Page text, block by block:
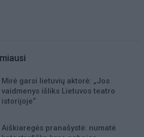
Mirė garsi lietuvių aktorė: „Jos
vaidmenys išliks Lietuvos teatro
istorijoje“
Aiškiaregės pranašystė: numatė